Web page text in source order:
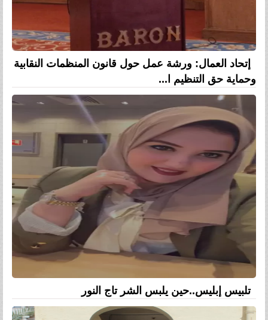
إتحاد العمال: ورشة عمل حول قانون المنظمات النقابية
وحماية حق التنظيم ا...
تلبيس إبليس..حين يلبس الشر تاج النور